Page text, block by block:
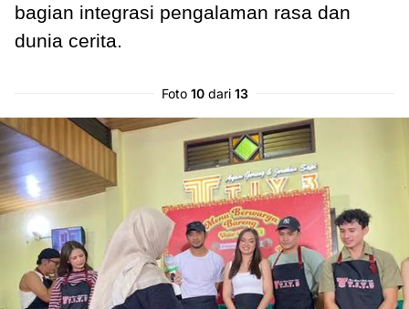
bagian integrasi pengalaman rasa dan
dunia cerita.
Foto 10dari 13